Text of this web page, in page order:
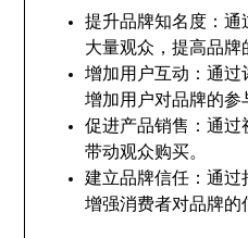
提升品牌知名度：通
大量观众，提高品牌
增加用户互动：通
增加用户对品牌的参
促进产品销售：通过
带动观众购买。
建立品牌信任：通过
增强消费者对品牌的